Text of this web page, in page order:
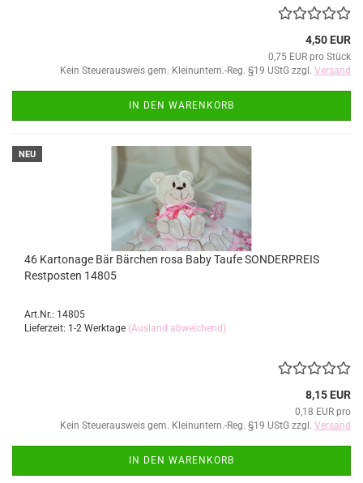
4,50 EUR
0,75 EUR pro Stück
Kein Steuerausweis gem. Kleinuntern.-Reg. §19 UStG zzgl. Versand
IN DEN WARENKORB
NEU
46 Kartonage Bär Bärchen rosa Baby Taufe SONDERPREIS
Restposten 14805
Art.Nr.: 14805
Lieferzeit: 1-2 Werktage (Ausland abweichend)
8,15 EUR
0,18 EUR pro
Kein Steuerausweis gem. Kleinuntern.-Reg. §19 UStG zzgl. Versand
IN DEN WARENKORB